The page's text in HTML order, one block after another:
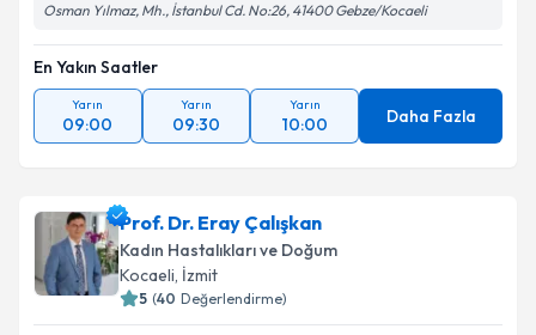
Osman Yılmaz, Mh., İstanbul Cd. No:26, 41400 Gebze/Kocaeli
En Yakın Saatler
Yarın
09:00
Yarın
09:30
Yarın
10:00 Daha Fazla
Prof. Dr. Eray Çalışkan
Kadın Hastalıkları ve Doğum
Kocaeli, İzmit
5 (40 Değerlendirme)